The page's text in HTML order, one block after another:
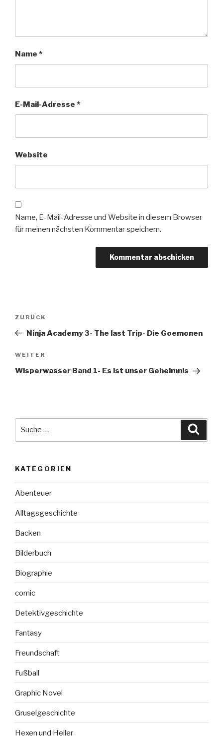
Name *
E-Mail-Adresse *
Website
Name, E-Mail-Adresse und Website in diesem Browser
für meinen nächsten Kommentar speichern.
Beitragsnavigation
Vorheriger
Beitrag
ZURÜCK
Ninja Academy 3- The last Trip- Die Goemonen
Nächster
Beitrag
WEITER
Wisperwasser Band 1- Es ist unser Geheimnis
KATEGORIEN
Abenteuer
Alltagsgeschichte
Backen
Bilderbuch
Biographie
comic
Detektivgeschichte
Fantasy
Freundschaft
Fußball
Graphic Novel
Gruselgeschichte
Hexen und Heiler